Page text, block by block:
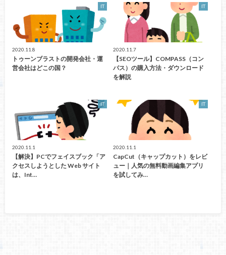
IT
2020.11.8
トゥーンブラストの開発会社・運
営会社はどこの国？
IT
2020.11.7
【SEOツール】COMPASS（コン
パス）の購入方法・ダウンロード
を解説
IT
2020.11.1
【解決】PCでフェイスブック「ア
クセスしようとした Web サイト
は、Int…
IT
2020.11.1
CapCut（キャップカット）をレビ
ュー｜人気の無料動画編集アプリ
を試してみ…